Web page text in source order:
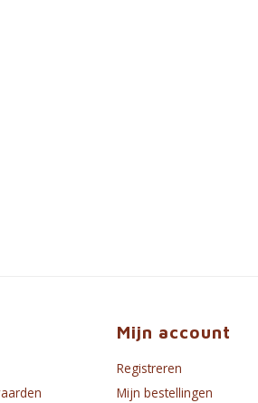
Mijn account
Registreren
Mijn bestellingen